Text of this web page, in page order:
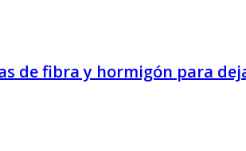
de fibra y hormigón para